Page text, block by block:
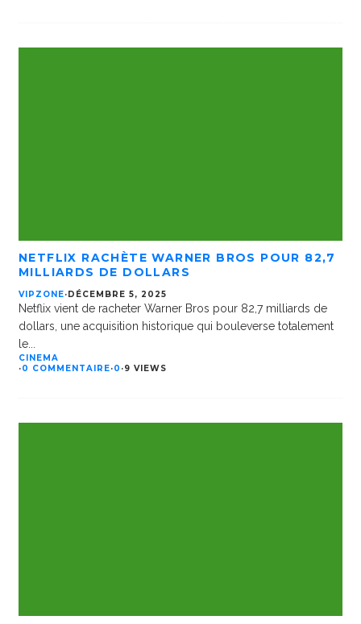
NETFLIX RACHÈTE WARNER BROS POUR 82,7
MILLIARDS DE DOLLARS
VIPZONE·DÉCEMBRE 5, 2025
Netflix vient de racheter Warner Bros pour 82,7 milliards de
dollars, une acquisition historique qui bouleverse totalement
le
CINEMA
·0 COMMENTAIRE·0 ·9 VIEWS